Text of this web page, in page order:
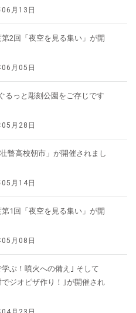
月13日
2回「夜空を見る集い」が開
月05日
るっと彫刻公園をご存じです
月28日
瞥高校朝市」が開催されまし
月14日
1回「夜空を見る集い」が開
月08日
ぶ！噴火への備え｣ そして
ジオピザ作り！｣が開催され